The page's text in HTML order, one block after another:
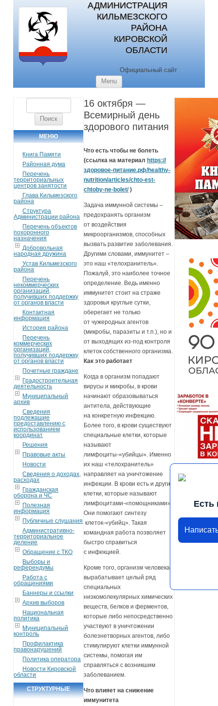
АДМИНИСТРАЦИЯ
КИЛЬМЕЗСКОГО
РАЙОНА
КИРОВСКОЙ
ОБЛАСТИ
Официальный сайт
Menu
МЕНЮ
Книга Памяти
Районная дума
Перечень
территориальных
центров занятости
Глава Кильмезского
района
Структура
Администрации района
Перечень объектов
похоронного
назначения
Добровольная
народная дружина
Устав Кильмезского
района
Перечень
некоммерческих
организаций,
получивших поддержку
от органов власти
Контактная
информация
История района
Перечень
коммерческих
организаций,
получивших поддержку
от органов власти
Почетные граждане
Градостроительная
деятельность
Муниципальный
архив
Сведения
подлежащие
предоставлению с
использованием
координат
Решения
Правовые акты
Новости
Сведения о доходах,
расходах
Гражданская
оборона и ЧС
Полезная
информация
Публичные слушания
Административно-
территориальное
деление
Обращение с ТКО
Выборы и
референдумы
Работа с
обращениями
Баннеры и ссылки
Архив выборов
Национальная
политика
Муниципальный
контроль
Профилактика
правонарушений
Политика оператора
Новости Кировской
области
СТРУКТУРНЫЕ
16 октября —
Всемирный день
здорового питания
Что есть чтобы не болеть
(ссылка на материал https://
здоровое-питание.рф/healthy-
nutrition/articles/chto-est-
chtoby-ne-bolet/)
Задача иммунной системы –
предохранять организм
от воздействия
микроорганизмов, способных
вызвать развитие заболевания.
Другими словами, иммунитет –
это наш «телохранитель».
Пожалуй, это наиболее точное
определение. Ведь именно
иммунитет стоит на страже
здоровья круглые сутки,
оберегает не только
от чужеродных агентов
(микробы, паразиты и т.п.), но и
от выходящих из-под контроля
клеток собственного организма.
Как это работает
Когда в организм попадают
вирусы и микробы, в крови
начинают образовываться
антитела, действующие
на конкретную инфекцию.
Более того, в крови существуют
специальные клетки, которые
называют
лимфоциты-«убийцы». Именно
их наш «телохранитель»
направляет на уничтожение
инфекции. В крови есть и другие
клетки, которые называют
лимфоцитами-«помощниками».
Они помогают синтезу
клеток-«убийц». Такая
командная работа позволяет
быстро справиться
с инфекцией.
Кроме того, организм человека
вырабатывает целый ряд
специальных
низкомолекулярных химических
веществ, белков и ферментов,
которые либо непосредственно
участвуют в уничтожении
болезнетворных агентов, либо
стимулируют клетки иммунной
системы, помогая им
справляться с возникшим
заболеванием.
Что влияет на снижение
иммунитета
Есть